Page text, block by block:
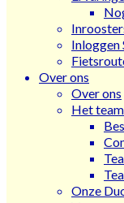
Inloggen
Over ons
Over ons
Het team
Onze